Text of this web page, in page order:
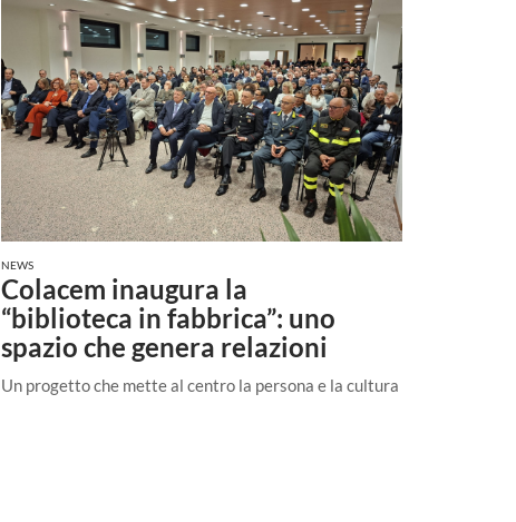
NEWS
Colacem inaugura la
“biblioteca in fabbrica”: uno
spazio che genera relazioni
Un progetto che mette al centro la persona e la cultura